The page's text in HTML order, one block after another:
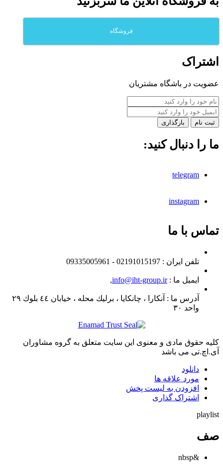
فروشگاه
اشتراک
عضویت در باشگاه مشتریان
بارگذاری
ما را دنبال کنید:
telegram
instagram
تماس با ما
تلفن ايران : 02191015197 - 09335005961
ایمیل ما : info@iht-group.ir
,
آدرس ما :
آنكارا ، چانكايا ، برليك محله ، خيابان ٤٤ بلوك ٢٩
واحد ٣٠
کلیه حقوق مادی و معنوی این سایت متعلق به گروه مشاوران
آی.اچ.تی می باشد
دانلود
مورد علاقه ها
افزودن به لیست پخش
اشتراک گذاری
playlist
صف
&nbsp